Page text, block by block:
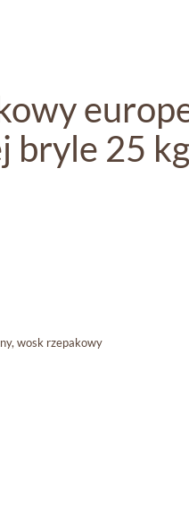
bryle 25 kg
,wosk rzepakowy